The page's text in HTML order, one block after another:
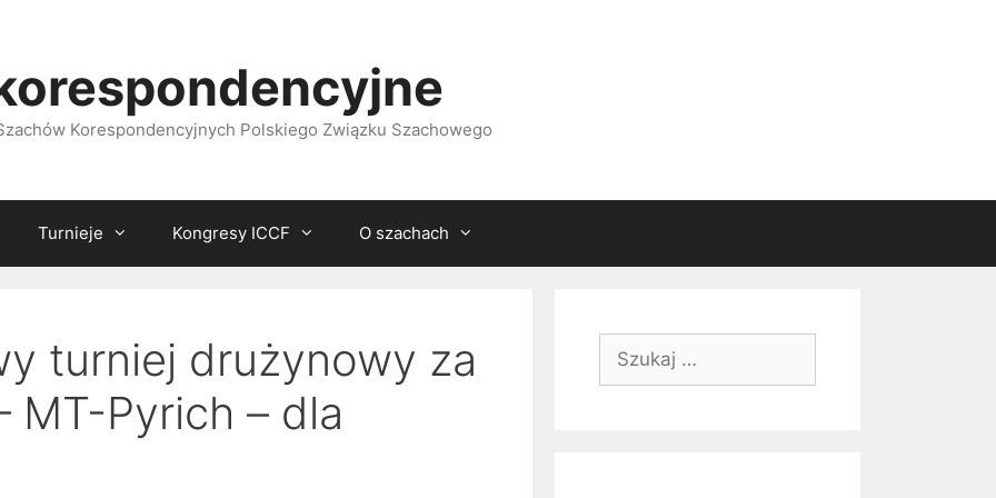
Korespondencyjnych Polskiego Związku Szachowego
Turnieje Kongresy ICCF O szachach
turniej drużynowy za
MT-Pyrich – dla